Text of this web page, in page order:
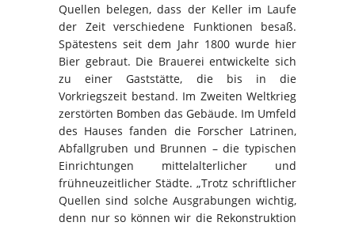
Quellen belegen, dass der Keller im Laufe
der Zeit verschiedene Funktionen besaß.
Spätestens seit dem Jahr 1800 wurde hier
Bier gebraut. Die Brauerei entwickelte sich
zu einer Gaststätte, die bis in die
Vorkriegszeit bestand. Im Zweiten Weltkrieg
zerstörten Bomben das Gebäude. Im Umfeld
des Hauses fanden die Forscher Latrinen,
Abfallgruben und Brunnen – die typischen
Einrichtungen mittelalterlicher und
frühneuzeitlicher Städte. „Trotz schriftlicher
Quellen sind solche Ausgrabungen wichtig,
denn nur so können wir die Rekonstruktion